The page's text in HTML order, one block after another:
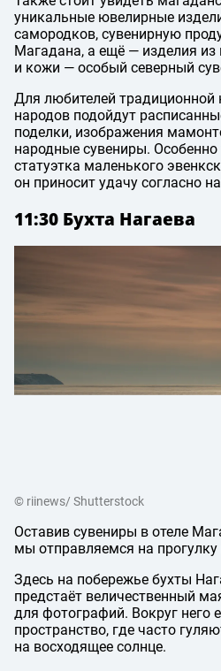
уникальные ювелирные
самородков, сувенирную
Магадана, а ещё — изделия
и кожи — особый северный
Для любителей традиционной
народов подойдут
поделки, изображения
народные сувениры. Особенно
статуэтка маленького
он приносит удачу согласно
11:30 Бухта Нагаева
© riinews/ Shutterstock
Оставив сувениры в отеле
мы отправляемся на
Здесь на побережье бухты
предстаёт величественный
для фотографий. Вокруг него
пространство, где часто
на восходящее солнце.